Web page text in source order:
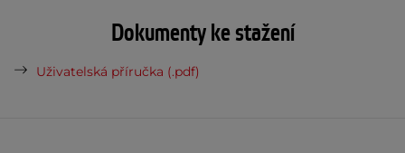
Dokumenty ke stažení
Uživatelská příručka (.pdf)